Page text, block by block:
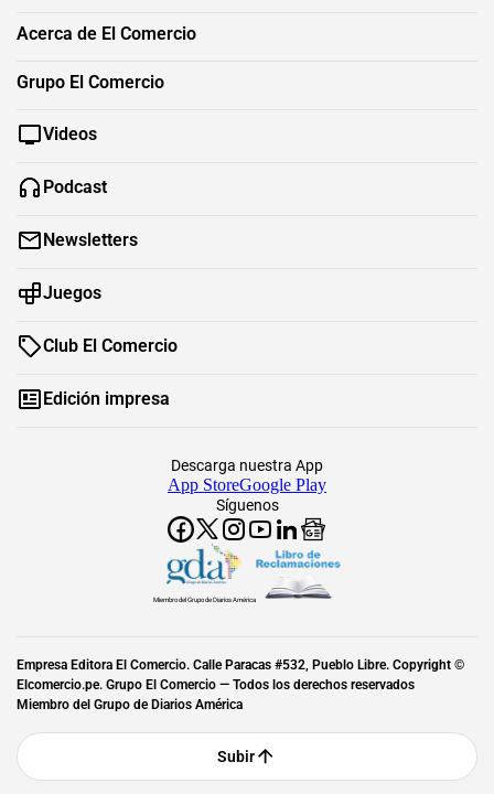
Acerca de El Comercio
Grupo El Comercio
Videos
Podcast
Newsletters
Juegos
Club El Comercio
Edición impresa
Síguenos
Descarga nuestra App
App StoreGoogle Play
Miembro del Grupo de Diarios América
Empresa Editora El Comercio. Calle Paracas #532, Pueblo Libre. Copyright ©
Elcomercio.pe. Grupo El Comercio — Todos los derechos reservados
Miembro del Grupo de Diarios América
Subir